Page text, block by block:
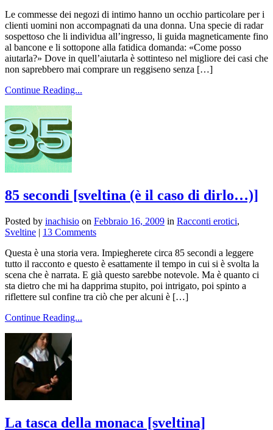
Le commesse dei negozi di intimo hanno un occhio particolare per i
clienti uomini non accompagnati da una donna. Una specie di radar
sospettoso che li individua all’ingresso, li guida magneticamente fino
al bancone e li sottopone alla fatidica domanda: «Come posso
aiutarla?» Dove in quell’aiutarla è sottinteso nel migliore dei casi che
non saprebbero mai comprare un reggiseno senza […]
Continue Reading...
85 secondi [sveltina (è il caso di dirlo…)]
Posted by inachisio on Febbraio 16, 2009 in Racconti erotici,
Sveltine | 13 Comments
Questa è una storia vera. Impiegherete circa 85 secondi a leggere
tutto il racconto e questo è esattamente il tempo in cui si è svolta la
scena che è narrata. E già questo sarebbe notevole. Ma è quanto ci
sta dietro che mi ha dapprima stupito, poi intrigato, poi spinto a
riflettere sul confine tra ciò che per alcuni è […]
Continue Reading...
La tasca della monaca [sveltina]